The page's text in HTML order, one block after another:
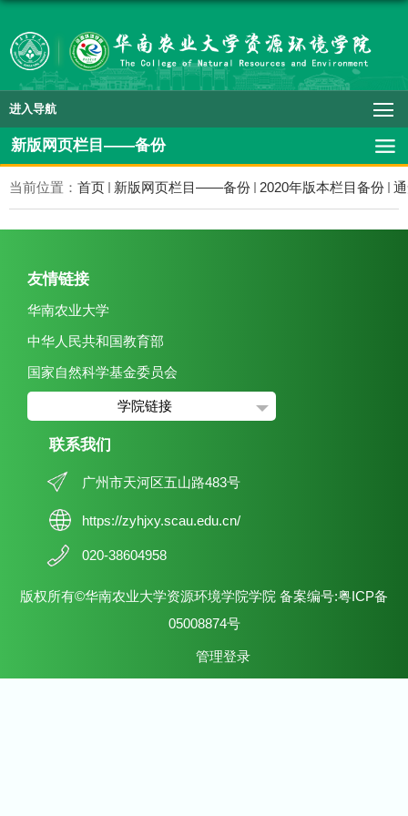
进入导航
新版网页栏目——备份
当前位置： 首页 新版网页栏目——备份 2020年版本栏目备份
友情链接
华南农业大学
中华人民共和国教育部
国家自然科学基金委员会
学院链接
联系我们
广州市天河区五山路483号
https://zyhjxy.scau.edu.cn/
020-38604958
版权所有©华南农业大学资源环境学院学院 备案编号:粤ICP备
05008874号
管理登录